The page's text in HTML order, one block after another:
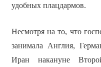
удобных плацдармов.
Несмотря на то, что
занимала Англия,
Иран накануне